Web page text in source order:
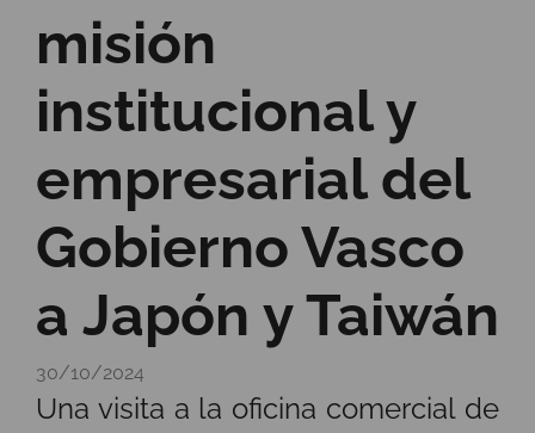
misión
institucional y
empresarial del
Gobierno Vasco
a Japón y Taiwán
30/10/2024
Una visita a la oficina comercial de